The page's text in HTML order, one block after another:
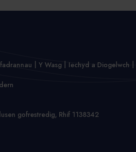
Y Wasg Iechyd a Diogelwch
gofrestredig, Rhif 1138342